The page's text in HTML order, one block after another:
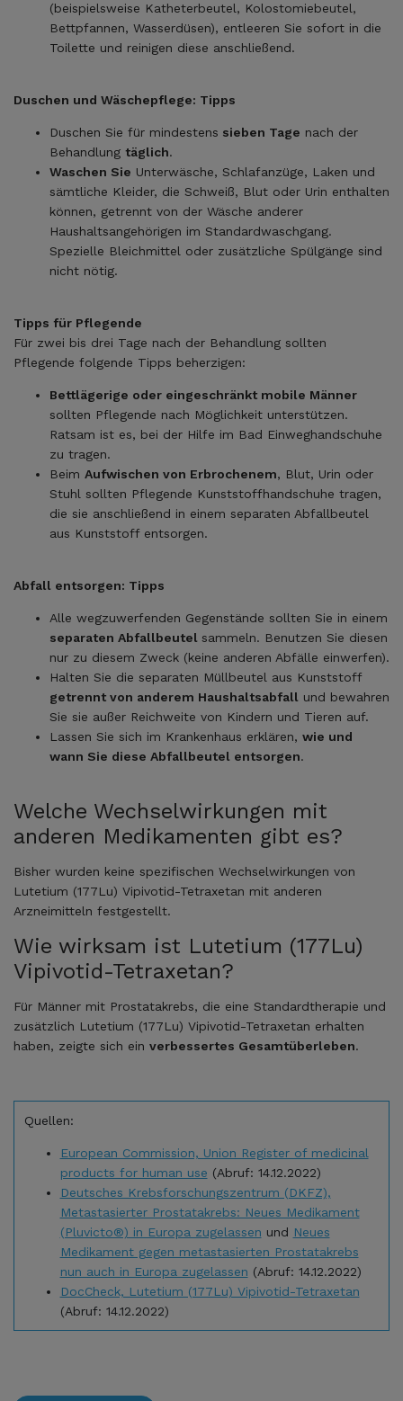
(beispielsweise Katheterbeutel, Kolostomiebeutel,
Bettpfannen, Wasserdüsen), entleeren Sie sofort in die
Toilette und reinigen diese anschließend.
Duschen und Wäschepflege: Tipps
Duschen Sie für mindestens sieben Tage nach der
Behandlung täglich.
Waschen Sie Unterwäsche, Schlafanzüge, Laken und
sämtliche Kleider, die Schweiß, Blut oder Urin enthalten
können, getrennt von der Wäsche anderer
Haushaltsangehörigen im Standardwaschgang.
Spezielle Bleichmittel oder zusätzliche Spülgänge sind
nicht nötig.
Tipps für Pflegende
Für zwei bis drei Tage nach der Behandlung sollten
Pflegende folgende Tipps beherzigen:
Bettlägerige oder eingeschränkt mobile Männer
sollten Pflegende nach Möglichkeit unterstützen.
Ratsam ist es, bei der Hilfe im Bad Einweghandschuhe
zu tragen.
Beim Aufwischen von Erbrochenem, Blut, Urin oder
Stuhl sollten Pflegende Kunststoffhandschuhe tragen,
die sie anschließend in einem separaten Abfallbeutel
aus Kunststoff entsorgen.
Abfall entsorgen: Tipps
Alle wegzuwerfenden Gegenstände sollten Sie in einem
separaten Abfallbeutel sammeln. Benutzen Sie diesen
nur zu diesem Zweck (keine anderen Abfälle einwerfen).
Halten Sie die separaten Müllbeutel aus Kunststoff
getrennt von anderem Haushaltsabfall und bewahren
Sie sie außer Reichweite von Kindern und Tieren auf.
Lassen Sie sich im Krankenhaus erklären, wie und
wann Sie diese Abfallbeutel entsorgen.
Welche Wechselwirkungen mit
anderen Medikamenten gibt es?
Bisher wurden keine spezifischen Wechselwirkungen von
Lutetium (177Lu) Vipivotid-Tetraxetan mit anderen
Arzneimitteln festgestellt.
Wie wirksam ist Lutetium (177Lu)
Vipivotid-Tetraxetan?
Für Männer mit Prostatakrebs, die eine Standardtherapie und
zusätzlich Lutetium (177Lu) Vipivotid-Tetraxetan erhalten
haben, zeigte sich ein verbessertes Gesamtüberleben.
Quellen:
European Commission, Union Register of medicinal
products for human use (Abruf: 14.12.2022)
Deutsches Krebsforschungszentrum (DKFZ),
Metastasierter Prostatakrebs: Neues Medikament
(Pluvicto®) in Europa zugelassen und Neues
Medikament gegen metastasierten Prostatakrebs
nun auch in Europa zugelassen (Abruf: 14.12.2022)
DocCheck, Lutetium (177Lu) Vipivotid-Tetraxetan
(Abruf: 14.12.2022)